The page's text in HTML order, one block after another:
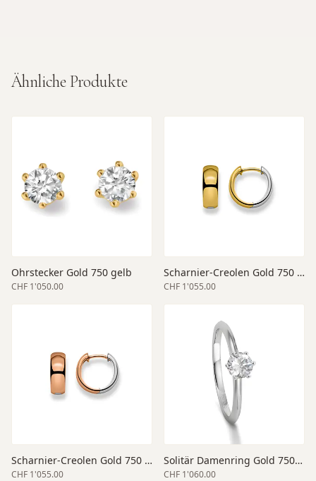
Ähnliche Produkte
Ohrstecker Gold 750 gelb
CHF 1'050.00
Scharnier-Creolen Gold 750 bicolor 14 mm
CHF 1'055.00
Scharnier-Creolen Gold 750 bicolor 14 mm
CHF 1'055.00
Solitär Damenring Gold 750 weiss
CHF 1'060.00